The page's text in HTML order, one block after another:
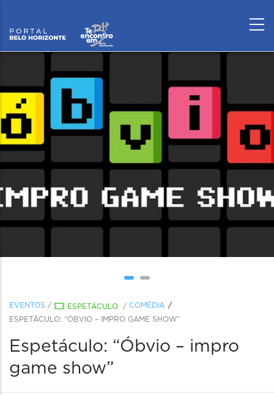
EVENTOS / ESPETÁCULO / COMÉDIA
ESPETÁCULO: “ÓBVIO – IMPRO GAME SHOW”
Espetáculo: “Óbvio – impro
game show”